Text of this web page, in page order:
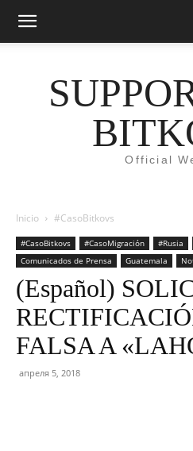
Official
Inicio #CasoBitkovs
#CasoBitkovs #CasoMigración #Rusia
Comunicados de Prensa
Guatemala
(Español)
FALSA A
апреля 5, 2018